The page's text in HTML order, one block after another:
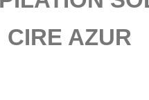
CIRE AZUR